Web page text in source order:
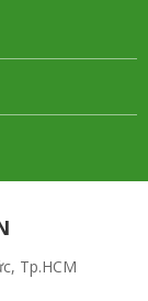
Tp.HCM